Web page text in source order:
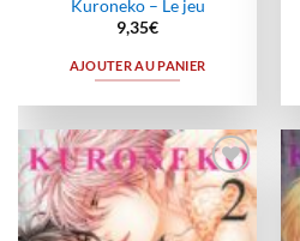
Kuroneko – Le jeu
9,35€
AJOUTER AU PANIER
Ajouter
à la
wishlist